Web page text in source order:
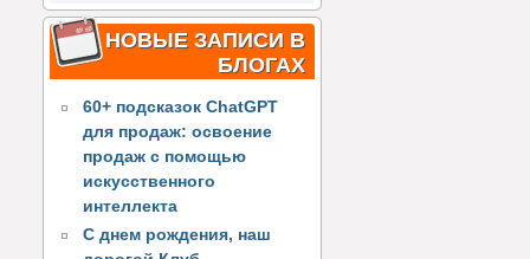
НОВЫЕ ЗАПИСИ В
БЛОГАХ
60+ подсказок ChatGPT
для продаж: освоение
продаж с помощью
искусственного
интеллекта
С днем рождения, наш